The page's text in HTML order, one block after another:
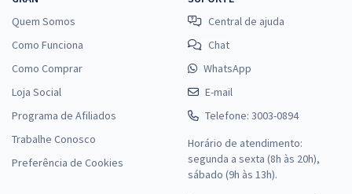
Quem Somos
Como Funciona
Como Comprar
Loja Social
Programa de Afiliados
Trabalhe Conosco
Preferência de Cookies
Central de ajuda
Chat
WhatsApp
E-mail
Telefone: 3003-0894
Horário de atendimento:
segunda a sexta (8h às 20h),
sábado (9h às 13h).